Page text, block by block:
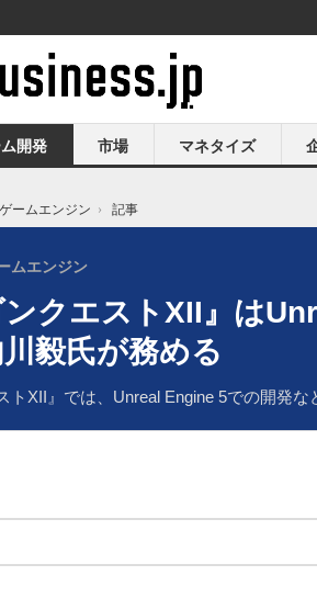
開発 市場 マネタイズ
ゲームエンジン › 記事
ンクエストXII』は
毅氏が務める
トXII』では、Unreal Engine 5での開発
ムエンジン